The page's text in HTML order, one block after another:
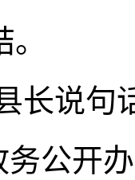
。
长说
公开